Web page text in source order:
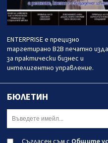
ENTERPRISE е прецизно
таргетирано B2B печатно
за практически бизнес и
интелигентно управление.
БЮЛЕТИН